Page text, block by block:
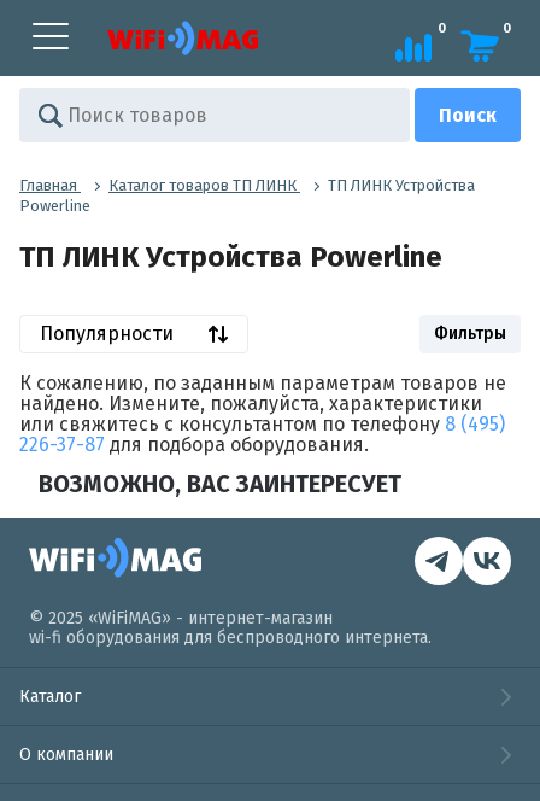
0 0
Главная Каталог товаров ТП ЛИНК
ТП ЛИНК Устройства
Powerline
ТП ЛИНК Устройства Powerline
Популярности Фильтры
К сожалению, по заданным параметрам товаров не
найдено. Измените, пожалуйста, характеристики
или свяжитесь с консультантом по телефону 8 (495)
226-37-87 для подбора оборудования.
ВОЗМОЖНО, ВАС ЗАИНТЕРЕСУЕТ
© 2025 «WiFiMAG» - интернет-магазин
wi-fi оборудования для беспроводного интернета.
Каталог
О компании